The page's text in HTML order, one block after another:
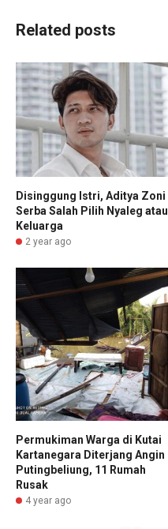
Related posts
Disinggung Istri, Aditya Zoni
Serba Salah Pilih Nyaleg atau
Keluarga
2 year ago
Permukiman Warga di Kutai
Kartanegara Diterjang Angin
Putingbeliung, 11 Rumah
Rusak
4 year ago